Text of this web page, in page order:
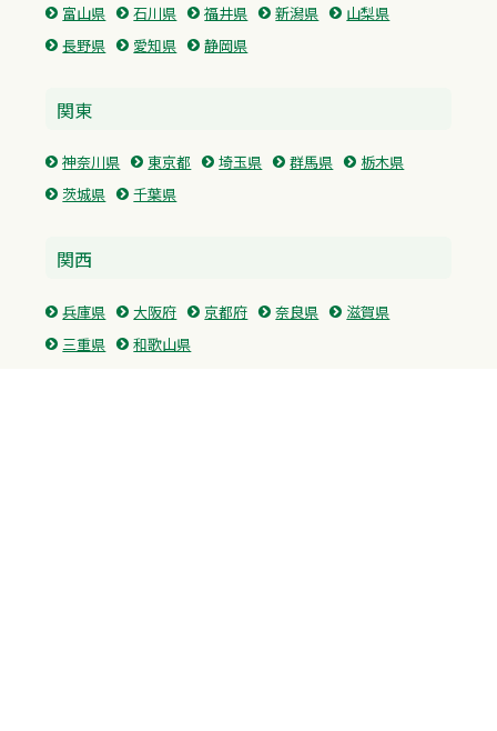
富山県 石川県 福井県 新潟県
山梨県
長野県
愛知県 静岡県
関東
神奈川県 東京都 埼玉県 群馬県
栃木県
茨城県
千葉県
関西
兵庫県 大阪府 京都府 奈良県
滋賀県
三重県
和歌山県